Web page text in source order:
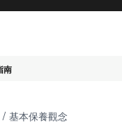
南
/ 基本保養觀念